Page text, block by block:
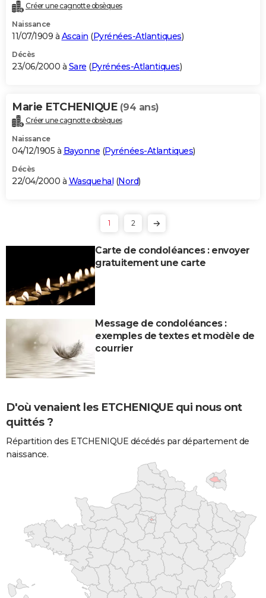
Créer une cagnotte obsèques
Naissance
11/07/1909 à Ascain (Pyrénées-Atlantiques)
Décès
23/06/2000 à Sare (Pyrénées-Atlantiques)
Marie ETCHENIQUE (94 ans)
Créer une cagnotte obsèques
Naissance
04/12/1905 à Bayonne (Pyrénées-Atlantiques)
Décès
22/04/2000 à Wasquehal (Nord)
1 2
Carte de condoléances : envoyer
gratuitement une carte
Message de condoléances :
exemples de textes et modèle de
courrier
D'où venaient les ETCHENIQUE qui nous ont
quittés ?
Répartition des ETCHENIQUE décédés par département de
naissance.